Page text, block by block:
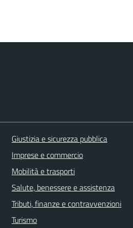
Giustizia e sicurezza pubblica
Imprese e commercio
Mobilità e trasporti
Salute, benessere e assistenza
Tributi, finanze e contravvenzioni
Turismo